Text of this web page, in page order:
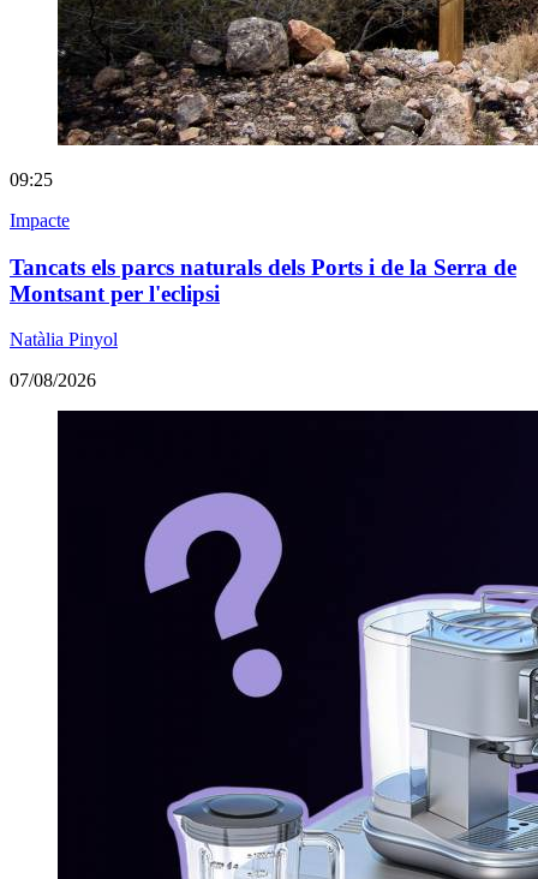
09:25
Impacte
Tancats els parcs naturals dels Ports i de la Serra de
Montsant per l'eclipsi
Natàlia Pinyol
07/08/2026